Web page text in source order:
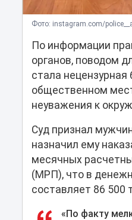
Фото: instagram.com/
По информации
органов, поводом
стала нецензурная
общественном
неуважения к
Суд признал
назначил ему
месячных
(МРП), что в
составляет 86 500
«По факту